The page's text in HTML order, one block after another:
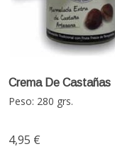
Crema De Castañas
Peso: 280 grs.
4,95 €